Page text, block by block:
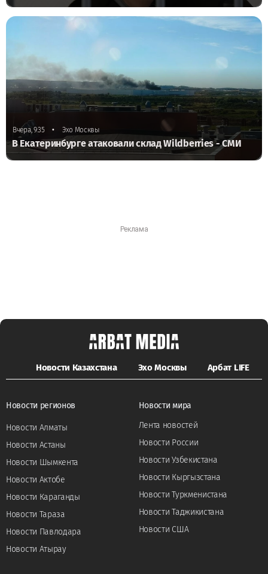
Вчера, 9:35 • Эхо Москвы
В Екатеринбурге атаковали склад Wildberries - СМИ
Новости Казахстана Эхо Москвы Арбат LIFE
Новости регионов
Новости Алматы
Новости Астаны
Новости Шымкента
Новости Актобе
Новости Караганды
Новости Тараза
Новости Павлодара
Новости Атырау
Новости мира
Лента новостей
Новости России
Новости Узбекистана
Новости Кыргызстана
Новости Туркменистана
Новости Таджикистана
Новости США